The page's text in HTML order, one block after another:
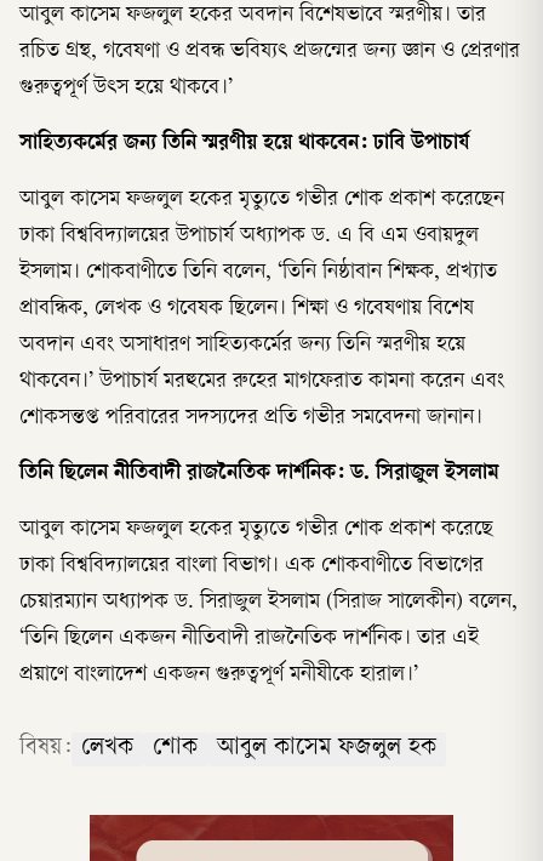
আবুল কাসেম ফজলুল হকের অবদান বিশেষভাবে স্মরণীয়। তার
রচিত গ্রন্থ, গবেষণা ও প্রবন্ধ ভবিষ্যৎ প্রজন্মের জন্য জ্ঞান ও প্রেরণার
গুরুত্বপূর্ণ উৎস হয়ে থাকবে।’
সাহিত্যকর্মের জন্য তিনি স্মরণীয় হয়ে থাকবেন: ঢাবি উপাচার্য
আবুল কাসেম ফজলুল হকের মৃত্যুতে গভীর শোক প্রকাশ করেছেন
ঢাকা বিশ্ববিদ্যালয়ের উপাচার্য অধ্যাপক ড. এ বি এম ওবায়দুল
ইসলাম। শোকবাণীতে তিনি বলেন, ‘তিনি নিষ্ঠাবান শিক্ষক, প্রখ্যাত
প্রাবন্ধিক, লেখক ও গবেষক ছিলেন। শিক্ষা ও গবেষণায় বিশেষ
অবদান এবং অসাধারণ সাহিত্যকর্মের জন্য তিনি স্মরণীয় হয়ে
থাকবেন।’ উপাচার্য মরহুমের রুহের মাগফেরাত কামনা করেন এবং
শোকসন্তপ্ত পরিবারের সদস্যদের প্রতি গভীর সমবেদনা জানান।
তিনি ছিলেন নীতিবাদী রাজনৈতিক দার্শনিক: ড. সিরাজুল ইসলাম
আবুল কাসেম ফজলুল হকের মৃত্যুতে গভীর শোক প্রকাশ করেছে
ঢাকা বিশ্ববিদ্যালয়ের বাংলা বিভাগ। এক শোকবাণীতে বিভাগের
চেয়ারম্যান অধ্যাপক ড. সিরাজুল ইসলাম (সিরাজ সালেকীন) বলেন,
‘তিনি ছিলেন একজন নীতিবাদী রাজনৈতিক দার্শনিক। তার এই
প্রয়াণে বাংলাদেশ একজন গুরুত্বপূর্ণ মনীষীকে হারাল।’
বিষয়: লেখক শোক আবুল কাসেম ফজলুল হক